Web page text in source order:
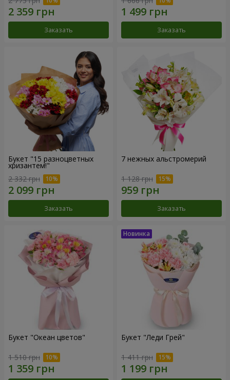
Заказать Заказать
Букет "15 разноцветных
хризантем!"
2 332 грн
Заказать
7 нежных альстромерий
1 128 грн
Заказать
Букет "Океан цветов"
1 510 грн
Букет "Леди Грей"
1 411 грн